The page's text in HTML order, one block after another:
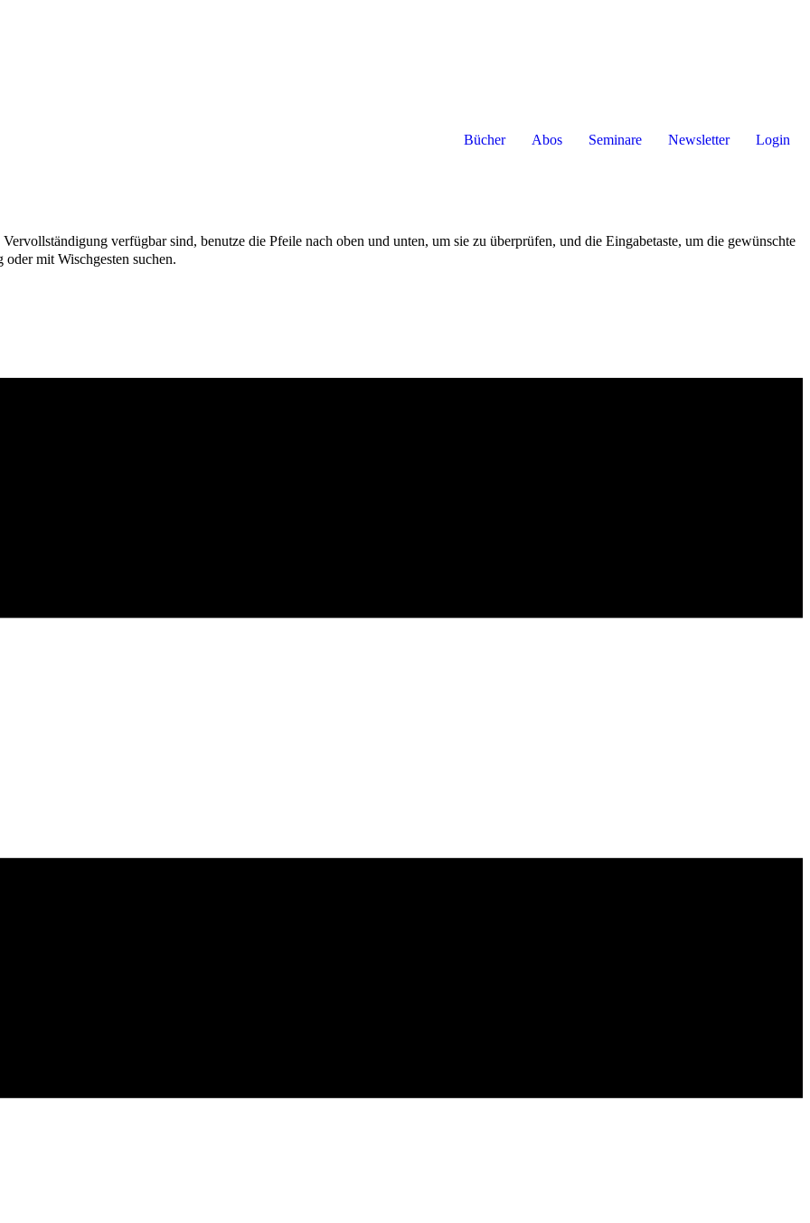
Bücher Abos Seminare Newsletter Login
verfügbar sind, benutze die Pfeile nach oben und unten, um sie zu überprüfen, und die Eingabetaste, um die gewünschte
mit Wischgesten suchen.